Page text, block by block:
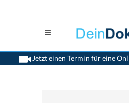
Jetzt einen Termin für eine
>Zahnaerzte>Muttenz>Dr. Virginie